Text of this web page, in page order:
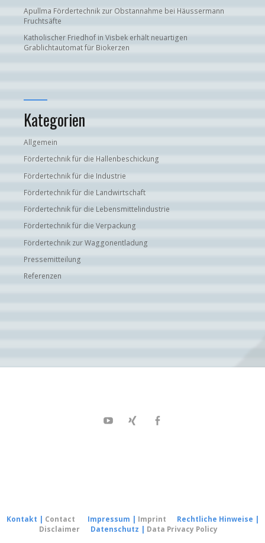
Apullma Fördertechnik zur Obstannahme bei Häussermann
Fruchtsäfte
Katholischer Friedhof in Visbek erhält neuartigen
Grablichtautomat für Biokerzen
Kategorien
Allgemein
Fördertechnik für die Hallenbeschickung
Fördertechnik für die Industrie
Fördertechnik für die Landwirtschaft
Fördertechnik für die Lebensmittelindustrie
Fördertechnik für die Verpackung
Fördertechnik zur Waggonentladung
Pressemitteilung
Referenzen
YoutubeXING
Kontakt | Contact Impressum | Imprint Rechtliche Hinweise |
Disclaimer
Datenschutz | Data Privacy Policy